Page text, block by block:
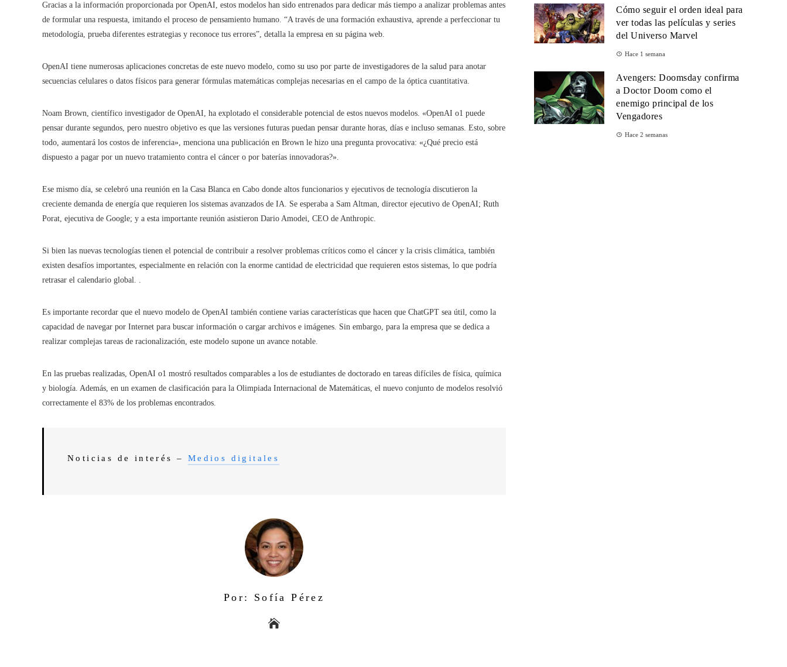
Gracias a la información proporcionada por OpenAI, estos modelos han sido entrenados para dedicar más tiempo a analizar problemas antes
de formular una respuesta, imitando el proceso de pensamiento humano. “A través de una formación exhaustiva, aprende a perfeccionar tu
metodología, prueba diferentes estrategias y reconoce tus errores”, detalla la empresa en su página web.
OpenAI tiene numerosas aplicaciones concretas de este nuevo modelo, como su uso por parte de investigadores de la salud para anotar
secuencias celulares o datos físicos para generar fórmulas matemáticas complejas necesarias en el campo de la óptica cuantitativa.
Noam Brown, científico investigador de OpenAI, ha explotado el considerable potencial de estos nuevos modelos. «OpenAI o1 puede
pensar durante segundos, pero nuestro objetivo es que las versiones futuras puedan pensar durante horas, días e incluso semanas. Esto, sobre
todo, aumentará los costos de inferencia», menciona una publicación en Brown le hizo una pregunta provocativa: «¿Qué precio está
dispuesto a pagar por un nuevo tratamiento contra el cáncer o por baterías innovadoras?».
Ese mismo día, se celebró una reunión en la Casa Blanca en Cabo donde altos funcionarios y ejecutivos de tecnología discutieron la
creciente demanda de energía que requieren los sistemas avanzados de IA. Se esperaba a Sam Altman, director ejecutivo de OpenAI; Ruth
Porat, ejecutiva de Google; y a esta importante reunión asistieron Dario Amodei, CEO de Anthropic.
Si bien las nuevas tecnologías tienen el potencial de contribuir a resolver problemas críticos como el cáncer y la crisis climática, también
existen desafíos importantes, especialmente en relación con la enorme cantidad de electricidad que requieren estos sistemas, lo que podría
retrasar el calendario global. .
Es importante recordar que el nuevo modelo de OpenAI también contiene varias características que hacen que ChatGPT sea útil, como la
capacidad de navegar por Internet para buscar información o cargar archivos e imágenes. Sin embargo, para la empresa que se dedica a
realizar complejas tareas de racionalización, este modelo supone un avance notable.
En las pruebas realizadas, OpenAI o1 mostró resultados comparables a los de estudiantes de doctorado en tareas difíciles de física, química
y biología. Además, en un examen de clasificación para la Olimpiada Internacional de Matemáticas, el nuevo conjunto de modelos resolvió
correctamente el 83% de los problemas encontrados.
Noticias de interés – Medios digitales
Por: Sofía Pérez
Cómo seguir el orden ideal para
ver todas las películas y series
del Universo Marvel
Hace 1 semana
Avengers: Doomsday confirma
a Doctor Doom como el
enemigo principal de los
Vengadores
Hace 2 semanas